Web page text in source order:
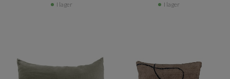
I lager I lager